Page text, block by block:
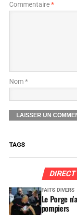
Commentaire*
Nom *
TAGS
DIRECT
FAITS DIVERS
Le Porge
pompiers